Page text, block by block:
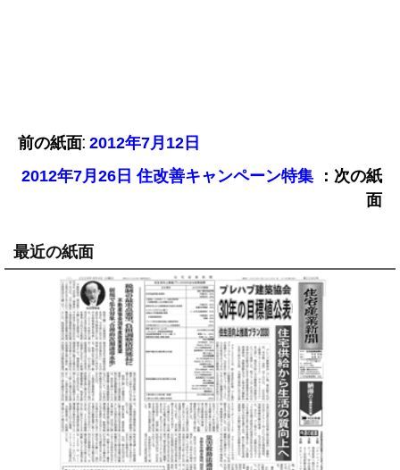
前の紙面: 2012年7月12日
2012年7月26日 住改善キャンペーン特集
：次の紙
面
最近の紙面